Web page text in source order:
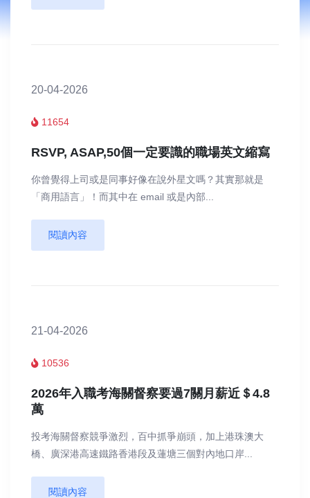
20-04-2026
11654
RSVP, ASAP,50個一定要識的職場英文縮寫
你曾覺得上司或是同事好像在說外星文嗎？其實那就是
「商用語言」！而其中在 email 或是內部...
閱讀內容
21-04-2026
10536
2026年入職考海關督察要過7關月薪近＄4.8
萬
投考海關督察競爭激烈，百中抓爭崩頭，加上港珠澳大
橋、廣深港高速鐵路香港段及蓮塘三個對內地口岸...
閱讀內容